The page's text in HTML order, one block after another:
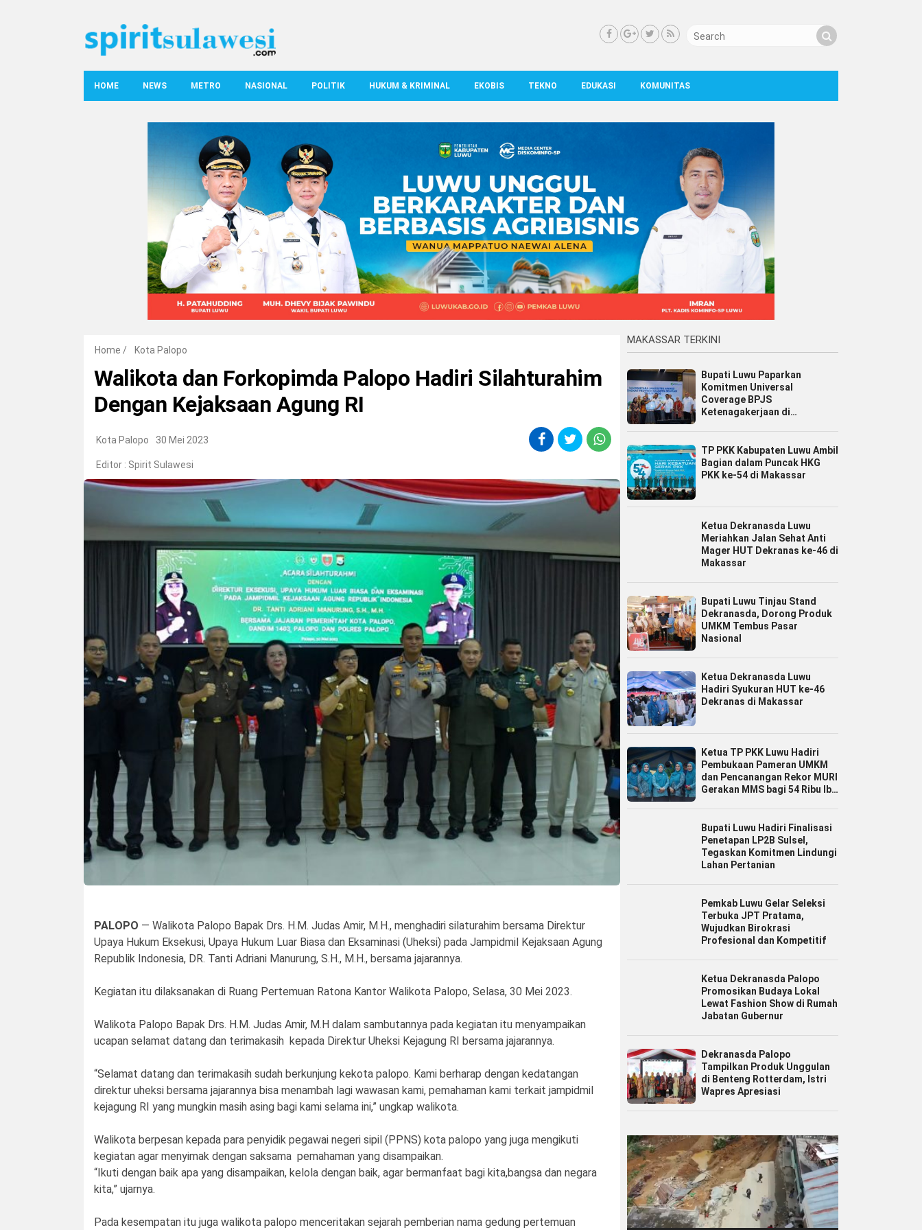
HOME NEWS METRO NASIONAL POLITIK HUKUM & KRIMINAL EKOBIS TEKNO EDUKASI KOMUNITAS
Home / Kota Palopo
Walikota dan Forkopimda Palopo Hadiri Silahturahim
Dengan Kejaksaan Agung RI
Kota Palopo 30 Mei 2023
Editor : Spirit Sulawesi
PALOPO — Walikota Palopo Bapak Drs. H.M. Judas Amir, M.H., menghadiri silaturahim bersama Direktur
Upaya Hukum Eksekusi, Upaya Hukum Luar Biasa dan Eksaminasi (Uheksi) pada Jampidmil Kejaksaan Agung
Republik Indonesia, DR. Tanti Adriani Manurung, S.H., M.H., bersama jajarannya.
Kegiatan itu dilaksanakan di Ruang Pertemuan Ratona Kantor Walikota Palopo, Selasa, 30 Mei 2023.
Walikota Palopo Bapak Drs. H.M. Judas Amir, M.H dalam sambutannya pada kegiatan itu menyampaikan
ucapan selamat datang dan terimakasih kepada Direktur Uheksi Kejagung RI bersama jajarannya.
“Selamat datang dan terimakasih sudah berkunjung kekota palopo. Kami berharap dengan kedatangan
direktur uheksi bersama jajarannya bisa menambah lagi wawasan kami, pemahaman kami terkait jampidmil
kejagung RI yang mungkin masih asing bagi kami selama ini,” ungkap walikota.
Walikota berpesan kepada para penyidik pegawai negeri sipil (PPNS) kota palopo yang juga mengikuti
kegiatan agar menyimak dengan saksama pemahaman yang disampaikan.
“Ikuti dengan baik apa yang disampaikan, kelola dengan baik, agar bermanfaat bagi kita,bangsa dan negara
kita,” ujarnya.
Pada kesempatan itu juga walikota palopo menceritakan sejarah pemberian nama gedung pertemuan
MAKASSAR TERKINI
Bupati Luwu Paparkan
Komitmen Universal
Coverage BPJS
Ketenagakerjaan di
TP PKK Kabupaten Luwu Ambil
Bagian dalam Puncak HKG
PKK ke-54 di Makassar
Ketua Dekranasda Luwu
Meriahkan Jalan Sehat Anti
Mager HUT Dekranas ke-46 di
Makassar
Bupati Luwu Tinjau Stand
Dekranasda, Dorong Produk
UMKM Tembus Pasar
Nasional
Ketua Dekranasda Luwu
Hadiri Syukuran HUT ke-46
Dekranas di Makassar
Ketua TP PKK Luwu Hadiri
Pembukaan Pameran UMKM
dan Pencanangan Rekor MURI
Gerakan MMS bagi 54 Ribu Ibu
Bupati Luwu Hadiri Finalisasi
Penetapan LP2B Sulsel,
Tegaskan Komitmen Lindungi
Lahan Pertanian
Pemkab Luwu Gelar Seleksi
Terbuka JPT Pratama,
Wujudkan Birokrasi
Profesional dan Kompetitif
Ketua Dekranasda Palopo
Promosikan Budaya Lokal
Lewat Fashion Show di Rumah
Jabatan Gubernur
Dekranasda Palopo
Tampilkan Produk Unggulan
di Benteng Rotterdam, Istri
Wapres Apresiasi
Pemutar
Video